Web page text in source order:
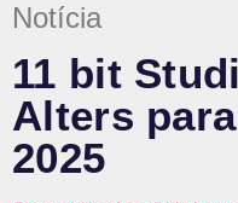
Notícia
11 bit
Alters
2025